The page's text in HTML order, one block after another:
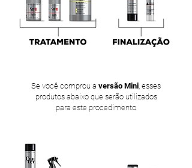
Se você comprou a versão Mini , esses
produtos abaixo que serão utilizados
para este procedimento